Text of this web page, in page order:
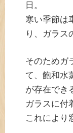
日。
寒い季節は
り、ガラス
そのためガ
て、飽和水
が存在でき
ガラスに付
これにより